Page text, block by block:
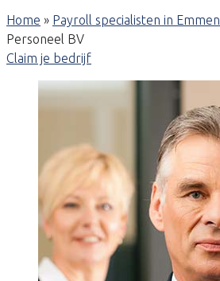
Home » Payroll specialisten in Emmen
Personeel BV
Claim je bedrijf